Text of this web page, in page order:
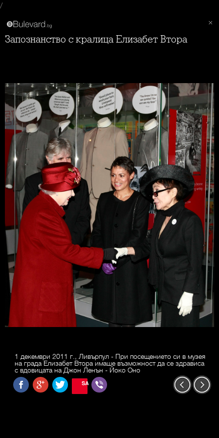
/
Запознанство с кралица Елизабет Втора
1 декември 2011 г., Ливърпул - При посещението си в музея
на града Елизабет Втора имаше възможност да се здрависа
с вдовицата на Джон Ленън - Йоко Оно
SAVE